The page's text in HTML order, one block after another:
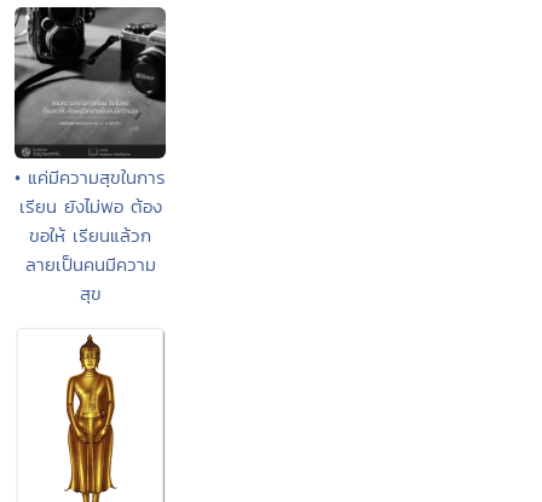
• แค่มีความสุขในการ
เรียน ยังไม่พอ ต้อง
ขอให้ เรียนแล้วก
ลายเป็นคนมีความ
สุข